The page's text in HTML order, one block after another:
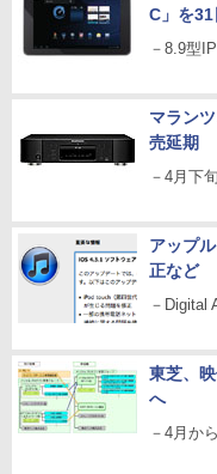
C」を
－8.9型
マラン
売延期
－4月下
アップ
正など
－Digital
東芝、
へ
－4月か